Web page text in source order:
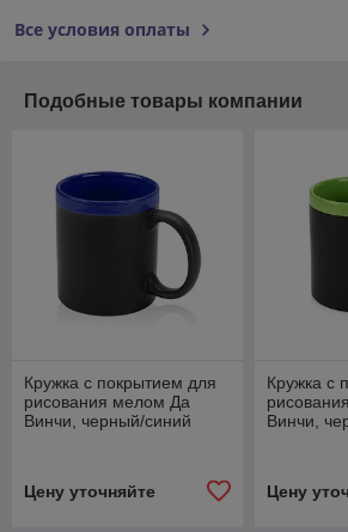
Все условия оплаты
Подобные товары компании
Кружка с покрытием для
рисования мелом Да
Винчи, черный/синий
Цену уточняйте
Кружка с
Винчи,
Цену